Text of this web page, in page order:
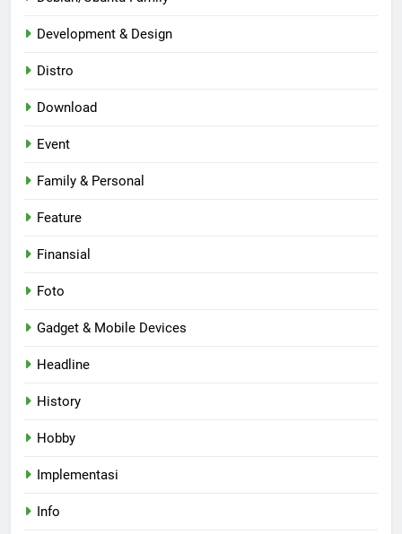
Development & Design
Distro
Download
Event
Family & Personal
Feature
Finansial
Foto
Gadget & Mobile Devices
Headline
History
Hobby
Implementasi
Info